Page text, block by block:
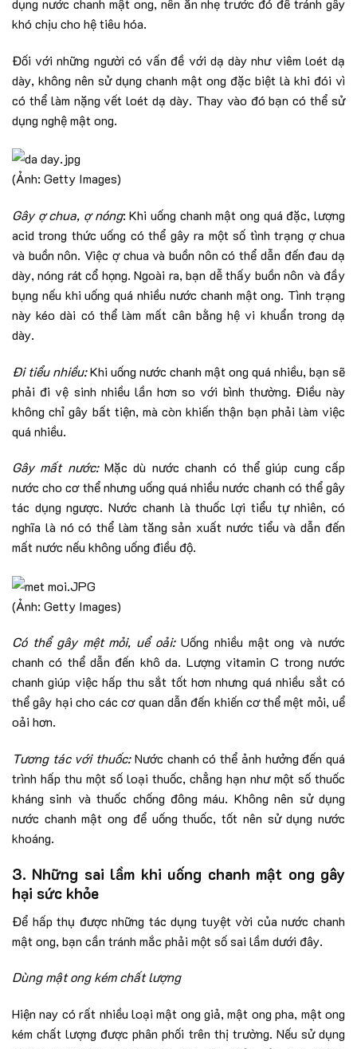
dụng nước chanh mật ong, nên ăn nhẹ trước đó để tránh gây
khó chịu cho hệ tiêu hóa.
Đối với những người có vấn đề với dạ dày như viêm loét dạ
dày, không nên sử dụng chanh mật ong đặc biệt là khi đói vì
có thể làm nặng vết loét dạ dày. Thay vào đó bạn có thể sử
dụng nghệ mật ong.
(Ảnh: Getty Images)
Gây ợ chua, ợ nóng: Khi uống chanh mật ong quá đặc, lượng
acid trong thức uống có thể gây ra một số tình trạng ợ chua
và buồn nôn. Việc ợ chua và buồn nôn có thể dẫn đến đau dạ
dày, nóng rát cổ họng. Ngoài ra, bạn dễ thấy buồn nôn và đầy
bụng nếu khi uống quá nhiều nước chanh mật ong. Tình trạng
này kéo dài có thể làm mất cân bằng hệ vi khuẩn trong dạ
dày.
Đi tiểu nhiều:Khi uống nước chanh mật ong quá nhiều, bạn sẽ
phải đi vệ sinh nhiều lần hơn so với bình thường. Điều này
không chỉ gây bất tiện, mà còn khiến thận bạn phải làm việc
quá nhiều.
Gây mất nước:Mặc dù nước chanh có thể giúp cung cấp
nước cho cơ thể nhưng uống quá nhiều nước chanh có thể gây
tác dụng ngược. Nước chanh là thuốc lợi tiểu tự nhiên, có
nghĩa là nó có thể làm tăng sản xuất nước tiểu và dẫn đến
mất nước nếu không uống điều độ.
(Ảnh: Getty Images)
Có thể gây mệt mỏi, uể oải:Uống nhiều mật ong và nước
chanh có thể dẫn đến khô da. Lượng vitamin C trong nước
chanh giúp việc hấp thu sắt tốt hơn nhưng quá nhiều sắt có
thể gây hại cho các cơ quan dẫn đến khiến cơ thể mệt mỏi, uể
oải hơn.
Tương tác với thuốc:Nước chanh có thể ảnh hưởng đến quá
trình hấp thu một số loại thuốc, chẳng hạn như một số thuốc
kháng sinh và thuốc chống đông máu. Không nên sử dụng
nước chanh mật ong để uống thuốc, tốt nên sử dụng nước
khoáng.
3. Những sai lầm khi uống chanh mật ong gây
hại sức khỏe
Để hấp thụ được những tác dụng tuyệt vời của nước chanh
mật ong, bạn cần tránh mắc phải một số sai lầm dưới đây.
Dùng mật ong kém chất lượng
Hiện nay có rất nhiều loại mật ong giả, mật ong pha, mật ong
kém chất lượng được phân phối trên thị trường. Nếu sử dụng